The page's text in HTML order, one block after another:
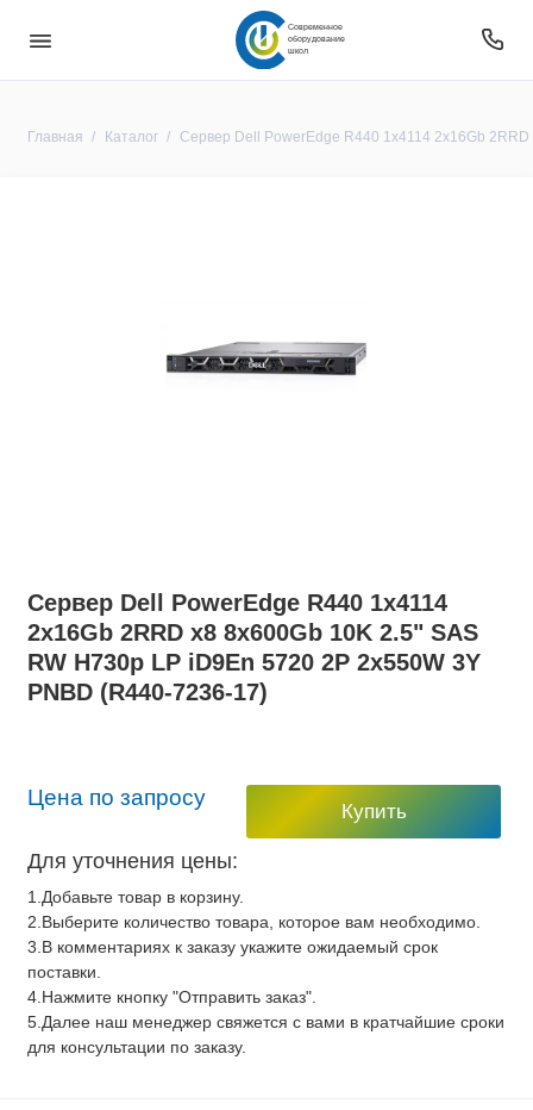
Современное
оборудование
школ
Главная Каталог Сервер Dell PowerEdge R440 1x4114 2x16Gb
Сервер Dell PowerEdge R440 1x4114
2x16Gb 2RRD x8 8x600Gb 10K 2.5" SAS
RW H730p LP iD9En 5720 2P 2x550W 3Y
PNBD (R440-7236-17)
Цена по запросу
Купить
Для уточнения цены:
1.Добавьте товар в корзину.
2.Выберите количество товара, которое вам необходимо.
3.В комментариях к заказу укажите ожидаемый срок
поставки.
4.Нажмите кнопку "Отправить заказ".
5.Далее наш менеджер свяжется с вами в кратчайшие сроки
для консультации по заказу.